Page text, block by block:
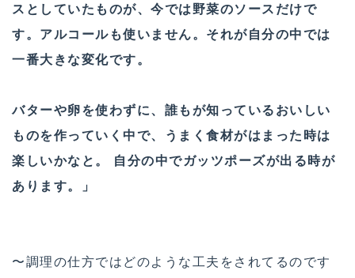
スとしていたものが、今では野菜のソー­スだけで
す。アルコールも使いません。それが自分の中では
一番大きな変化で­す。
バターや卵を使わずに、誰もが知っているおい­しい
ものを作っていく中で、うまく食材がはまった時は
楽しいかなと。 自分の中でガッツポーズが出る時が
あります。」
〜調理の仕方ではどのような工夫をされてるのです